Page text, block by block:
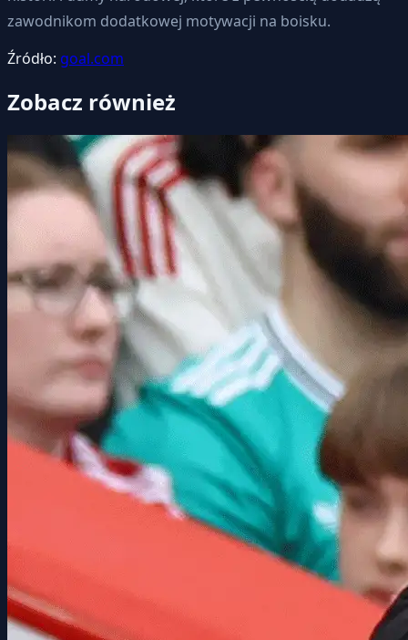
zawodnikom dodatkowej motywacji na boisku.
Źródło: goal.com
Zobacz również